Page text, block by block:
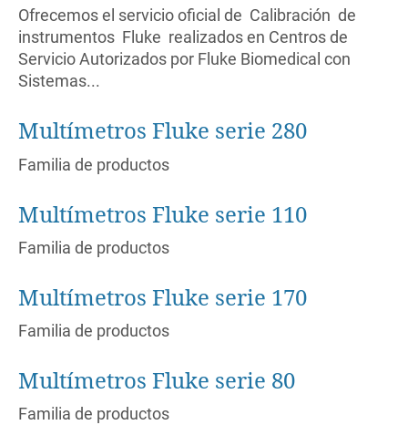
Ofrecemos el servicio oficial de Calibración de
instrumentos Fluke realizados en Centros de
Servicio Autorizados por Fluke Biomedical con
Sistemas...
Multímetros Fluke serie 280
Familia de productos
Multímetros Fluke serie 110
Familia de productos
Multímetros Fluke serie 170
Familia de productos
Multímetros Fluke serie 80
Familia de productos